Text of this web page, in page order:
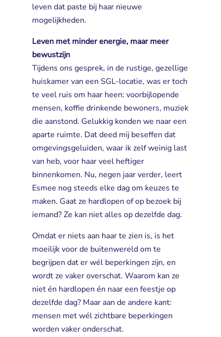
leven dat paste bij haar nieuwe
mogelijkheden.
Leven met minder energie, maar meer
bewustzijn
Tijdens ons gesprek, in de rustige, gezellige
huiskamer van een SGL‑locatie, was er toch
te veel ruis om haar heen: voorbijlopende
mensen, koffie drinkende bewoners, muziek
die aanstond. Gelukkig konden we naar een
aparte ruimte. Dat deed mij beseffen dat
omgevingsgeluiden, waar ik zelf weinig last
van heb, voor haar veel heftiger
binnenkomen. Nu, negen jaar verder, leert
Esmee nog steeds elke dag om keuzes te
maken. Gaat ze hardlopen of op bezoek bij
iemand? Ze kan niet alles op dezelfde dag.
Omdat er niets aan haar te zien is, is het
moeilijk voor de buitenwereld om te
begrijpen dat er wél beperkingen zijn, en
wordt ze vaker overschat. Waarom kan ze
niet én hardlopen én naar een feestje op
dezelfde dag? Maar aan de andere kant:
mensen met wél zichtbare beperkingen
worden vaker onderschat.